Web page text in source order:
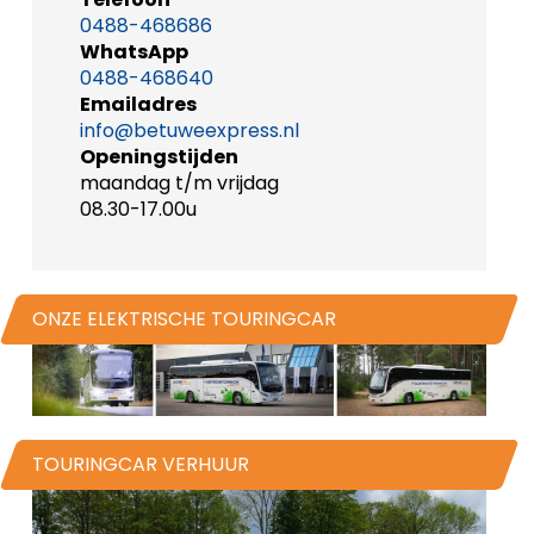
0488-468686
WhatsApp
0488-468640
Emailadres
info@betuweexpress.nl
Openingstijden
maandag t/m vrijdag
08.30-17.00u
ONZE ELEKTRISCHE TOURINGCAR
TOURINGCAR VERHUUR